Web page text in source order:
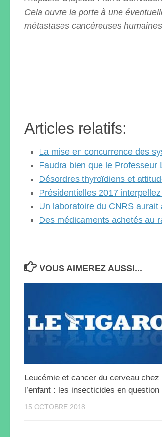
Cela ouvre la porte à une
métastases cancéreuses
Articles relatifs:
La mise en concurrence des
Faudra bien que le Professeur
Désordres thyroïdiens et
Présidentielles 2017
Un laboratoire du CNRS
Des médicaments achetés au
VOUS AIMEREZ AUSSI...
Leucémie et cancer du cerveau chez
l’enfant : les insecticides en question
15 OCTOBRE 2018